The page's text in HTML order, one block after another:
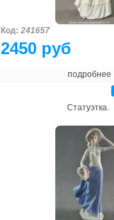
Код: 241657
2450 руб
подробнее
Статуэтка.